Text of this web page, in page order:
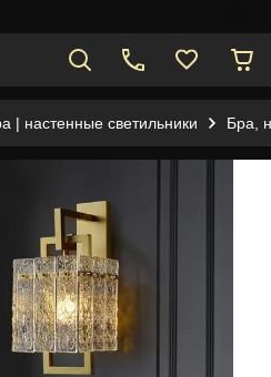
| настенные светильники Бра,